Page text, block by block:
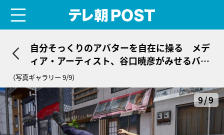
自分そっくりのアバターを自在に操る メデ
ィア・アーティスト、谷口暁彦がみせるバー
チャルとリアルの境界線に潜む“ズレ”
（写真ギャラリー 9/9）
9/9